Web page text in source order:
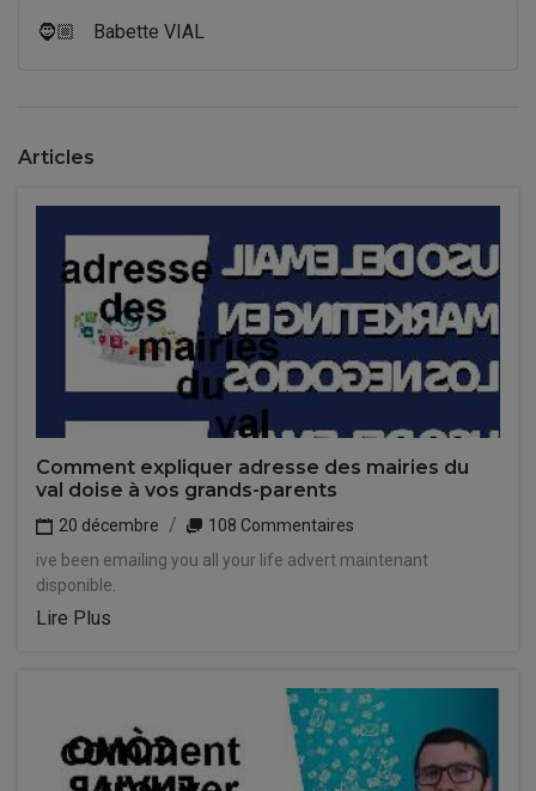
🧔🏼 Babette VIAL
Articles
Comment expliquer adresse des mairies du
val doise à vos grands-parents
20 décembre
108 Commentaires
ive been emailing you all your life advert maintenant
disponible.
Lire Plus